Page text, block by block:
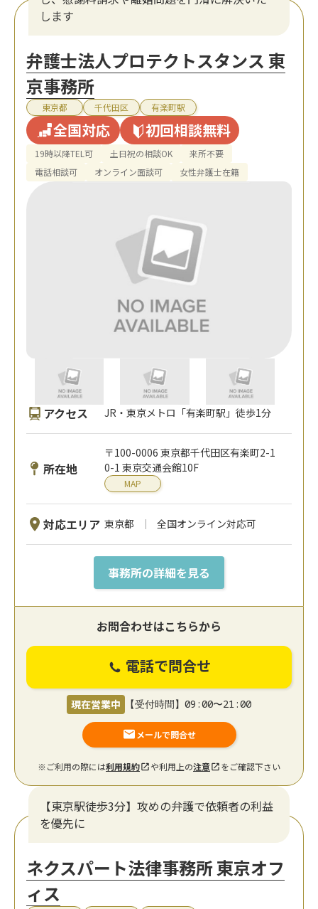
します
弁護士法人プロテクトスタンス 東
京事務所
東京都 千代田区 有楽町駅
全国対応 初回相談無料
19時以降TEL可 土日祝の相談OK
来所不要
電話相談可
オンライン面談可 女性弁護士在籍
アクセス JR・東京メトロ「有楽町駅」徒歩1分
所在地
〒100-0006 東京都千代田区有楽町2-1
0-1 東京交通会館10F
MAP
対応エリア 東京都 全国オンライン対応可
事務所の詳細を見る
お問合わせはこちらから
電話で問合せ
現在営業中 【受付時間】09:00〜21:00
メールで問合せ
※ご利用の際には利用規約 や利用上の注意 をご確認下さい
【東京駅徒歩3分】攻めの弁護で依頼者の利益
を優先に
ネクスパート法律事務所 東京オフ
ィス